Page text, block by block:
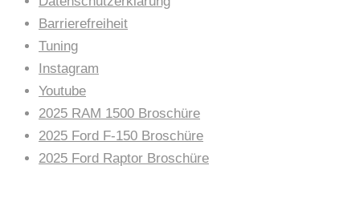
Barrierefreiheit
Tuning
Instagram
Youtube
2025 RAM 1500 Broschüre
2025 Ford F-150 Broschüre
2025 Ford Raptor Broschüre